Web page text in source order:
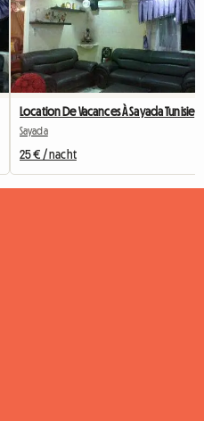
Location De Vacances À Sayada Tunisie
Sayada
25 € / nacht